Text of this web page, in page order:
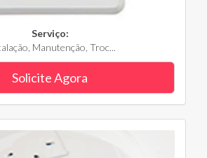
Serviço:
Manutenção, Troc...
Solicite Agora